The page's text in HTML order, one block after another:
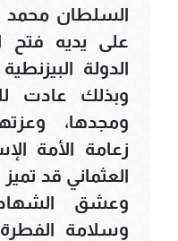
السلطان محمد
على يديه فتح
وبذلك عادت
ومجدها،
زعامة الأمة
العثماني قد
وعشق
وسلامة